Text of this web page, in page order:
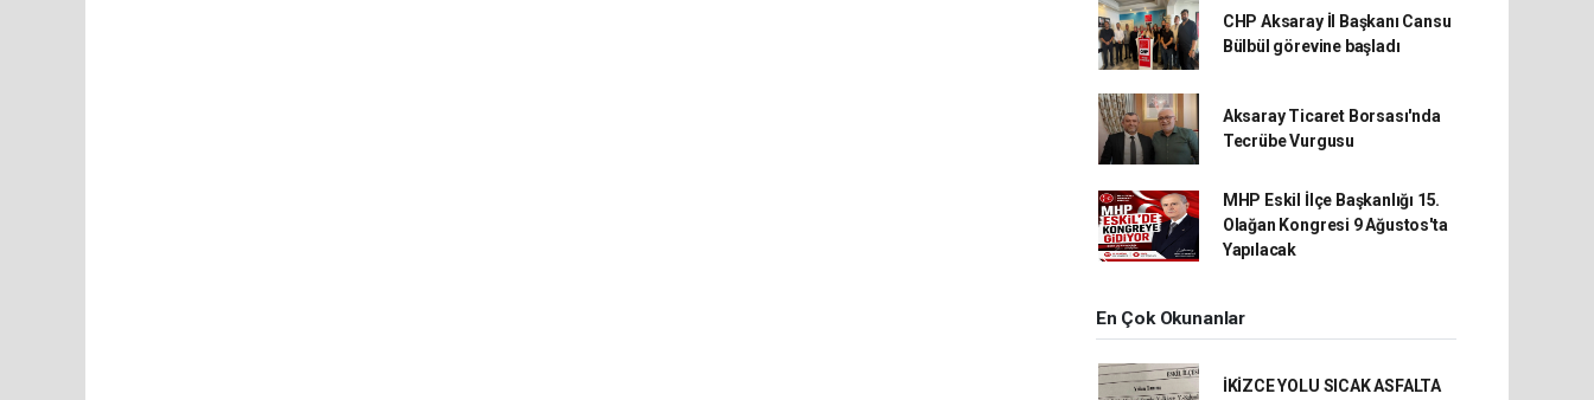
CHP Aksaray İl Başkanı Cansu
Bülbül görevine başladı
Aksaray Ticaret Borsası'nda
Tecrübe Vurgusu
MHP Eskil İlçe Başkanlığı 15.
Olağan Kongresi 9 Ağustos'ta
Yapılacak
En Çok Okunanlar
İKİZCE YOLU SICAK ASFALTA